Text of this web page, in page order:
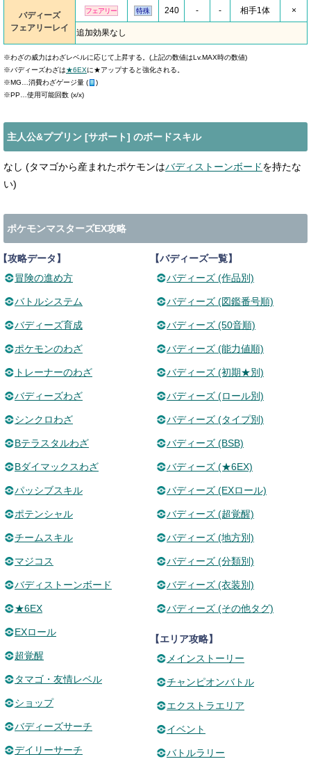
バディーズ
フェアリーレイ
フェアリー 特殊 240 - - 相手1体 ×
追加効果なし
※わざの威力はわざレベルに応じて上昇する。(上記の数値はLv.MAX時の数値)
※バディーズわざは★6EXに★アップすると強化される。
※MG…消費わざゲージ量 (
)
※PP…使用可能回数 (x/x)
主人公&ププリン [サポート] のボードスキル
なし (タマゴから産まれたポケモンはバディストーンボードを持たな
い)
ポケモンマスターズEX攻略
攻略データ】
冒険の進め方
バトルシステム
バディーズ育成
ポケモンのわざ
トレーナーのわざ
バディーズわざ
シンクロわざ
Bテラスタルわざ
Bダイマックスわざ
パッシブスキル
ポテンシャル
チームスキル
マジコス
バディストーンボード
★6EX
EXロール
超覚醒
タマゴ・友情レベル
ショップ
バディーズサーチ
デイリーサーチ
【バディーズ一覧】
バディーズ (作品別)
バディーズ (図鑑番号順)
バディーズ (50音順)
バディーズ (能力値順)
バディーズ (初期★別)
バディーズ (ロール別)
バディーズ (タイプ別)
バディーズ (BSB)
バディーズ (★6EX)
バディーズ (EXロール)
バディーズ (超覚醒)
バディーズ (地方別)
バディーズ (分類別)
バディーズ (衣装別)
バディーズ (その他タグ)
【エリア攻略】
メインストーリー
チャンピオンバトル
エクストラエリア
イベント
バトルラリー